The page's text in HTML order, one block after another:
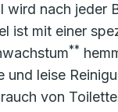
wird nach
ist mit einer
**
leise
von